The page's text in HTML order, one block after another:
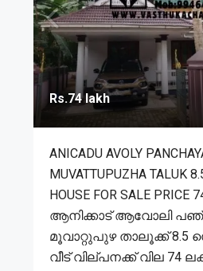
Rs.74 lakh
ANICADU AVOLY
MUVATTUPUZHA TALUK
HOUSE FOR SALE PRICE
ആനിക്കാട് ആവോലി
മൂവാറ്റുപുഴ താലൂക്ക് 8.5
വീട് വില്പനക്ക് വില 74